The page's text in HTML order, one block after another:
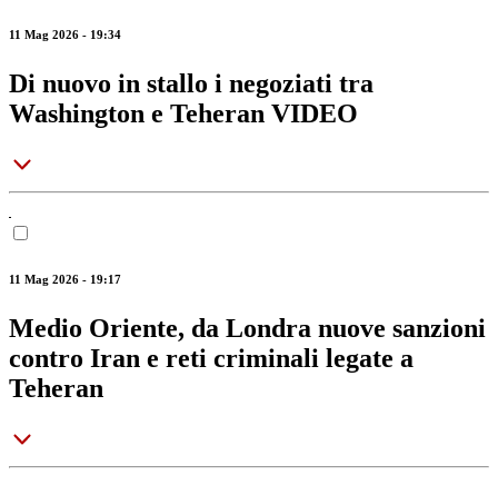
11 Mag 2026 - 19:34
Di nuovo in stallo i negoziati tra
Washington e Teheran VIDEO
11 Mag 2026 - 19:17
Medio Oriente, da Londra nuove sanzioni
contro Iran e reti criminali legate a
Teheran